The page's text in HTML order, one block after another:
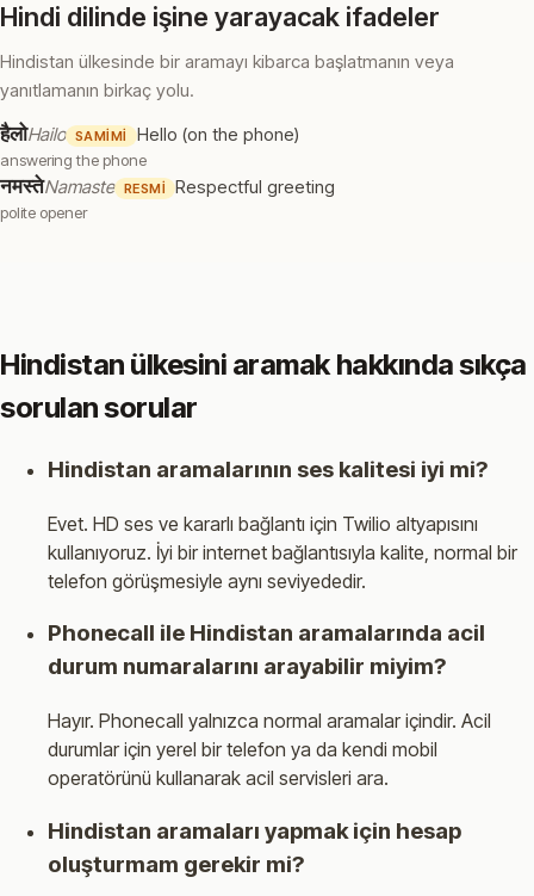
Hindi dilinde işine yarayacak ifadeler
Hindistan ülkesinde bir aramayı kibarca başlatmanın veya
yanıtlamanın birkaç yolu.
हैलोHailo SAMIMI Hello (on the phone)
answering the phone
नमस्तेNamaste RESMI Respectful greeting
polite opener
Hindistan ülkesini aramak hakkında sıkça
sorulan sorular
Hindistan aramalarının ses kalitesi iyi mi?
Evet. HD ses ve kararlı bağlantı için Twilio altyapısını
kullanıyoruz. İyi bir internet bağlantısıyla kalite, normal bir
telefon görüşmesiyle aynı seviyededir.
Phonecall ile Hindistan aramalarında acil
durum numaralarını arayabilir miyim?
Hayır. Phonecall yalnızca normal aramalar içindir. Acil
durumlar için yerel bir telefon ya da kendi mobil
operatörünü kullanarak acil servisleri ara.
Hindistan aramaları yapmak için hesap
oluşturmam gerekir mi?